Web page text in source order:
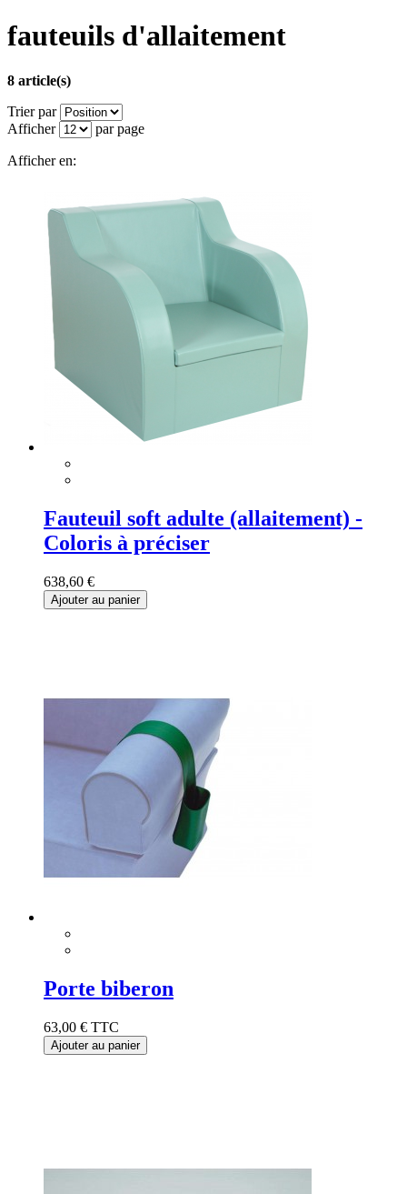
fauteuils d'allaitement
8 article(s)
Trier par
Afficher
par page
Afficher en:
Fauteuil soft adulte (allaitement) -
Coloris à préciser
638,60 €
Ajouter au panier
Porte biberon
63,00 € TTC
Ajouter au panier